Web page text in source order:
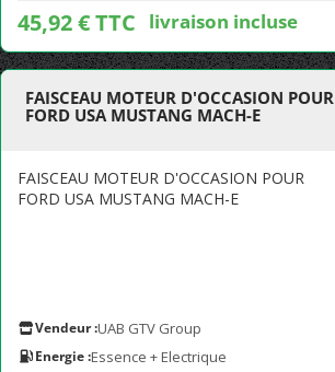
45,92 € TTC livraison incluse
FAISCEAU MOTEUR D'OCCASION POUR
FORD USA MUSTANG MACH-E
FAISCEAU MOTEUR D'OCCASION POUR
FORD USA MUSTANG MACH-E
Vendeur :UAB GTV Group
Energie :Essence + Electrique